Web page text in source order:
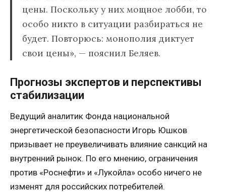
цены. Поскольку у них мощное лобби, то
особо никто в ситуации разбираться не
будет. Повторюсь: монополия диктует
свои цены», — пояснил Беляев.
Прогнозы экспертов и перспективы
стабилизации
Ведущий аналитик Фонда национальной
энергетической безопасности Игорь Юшков
призывает не преувеличивать влияние санкций на
внутренний рынок. По его мнению, ограничения
против «Роснефти» и «Лукойла» особо ничего не
изменят для российских потребителей.